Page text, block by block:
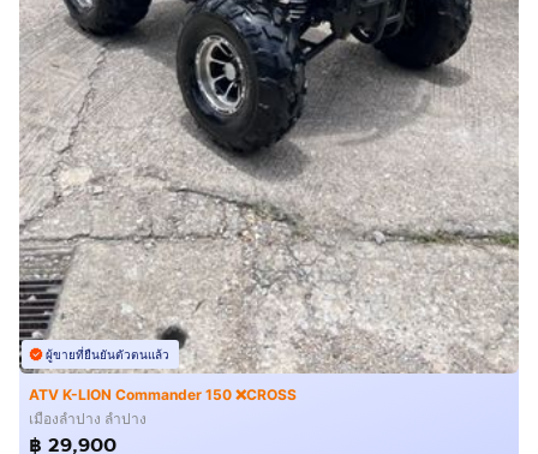
ผู้ขายที่ยืนยันตัวตนแล้ว
ATV K-LION Commander 150 ❌CROSS
เมืองลำปาง ลำปาง
฿ 29,900